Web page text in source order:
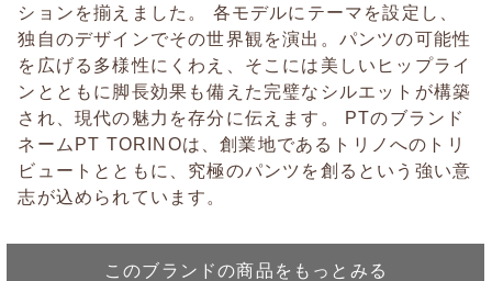
ションを揃えました。 各モデルにテーマを設定し、
独自のデザインでその世界観を演出。パンツの可能性
を広げる多様性にくわえ、そこには美しいヒップライ
ンとともに脚長効果も備えた完璧なシルエットが構築
され、現代の魅力を存分に伝えます。 PTのブランド
ネームPT TORINOは、創業地であるトリノへのトリ
ビュートとともに、究極のパンツを創るという強い意
志が込められています。
このブランドの商品をもっとみる